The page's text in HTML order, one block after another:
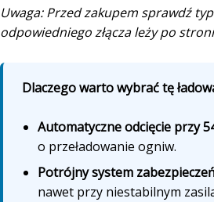
Uwaga: Przed zakupem sprawdź
odpowiedniego złącza leży po
Dlaczego warto wybrać tę
Automatyczne odcięcie przy
o przeładowanie ogniw.
Potrójny system
nawet przy niestabilnym